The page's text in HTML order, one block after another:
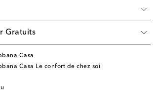
Gratuits
Casa
Casa Le confort de chez soi